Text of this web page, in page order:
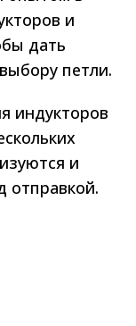
и
дать
петли.
индукторов
и
отправкой.